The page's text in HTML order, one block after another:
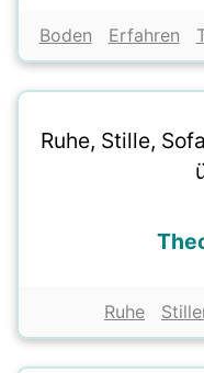
Boden Erfahren
Ruhe, Stille,
Ruhe